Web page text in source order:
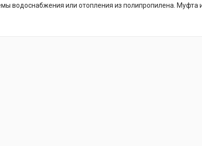
водоснабжения или отопления из полипропилена. Муфта